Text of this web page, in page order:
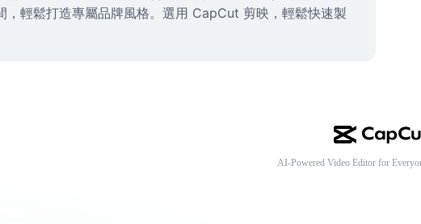
輕鬆打造專屬品牌風格。選用 CapCut 剪映，輕鬆快速製
AI-Powered Video Editor for